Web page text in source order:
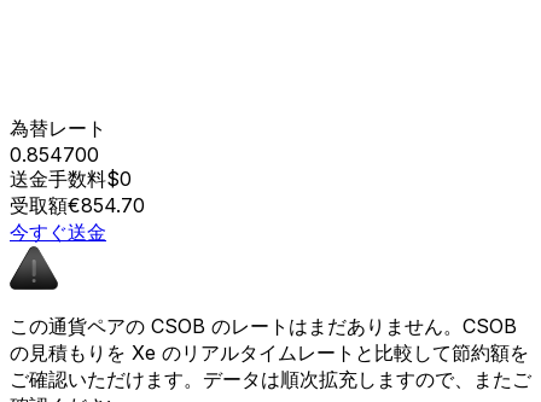
為替レート
0.854700
送金手数料$0
受取額€854.70
今すぐ送金
この通貨ペアの CSOB のレートはまだありません。CSOB
の見積もりを Xe のリアルタイムレートと比較して節約額を
ご確認いただけます。データは順次拡充しますので、またご